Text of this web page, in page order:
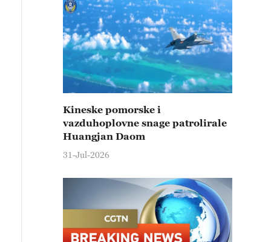
Kineske pomorske i
vazduhoplovne snage patrolirale
Huangjan Daom
31-Jul-2026